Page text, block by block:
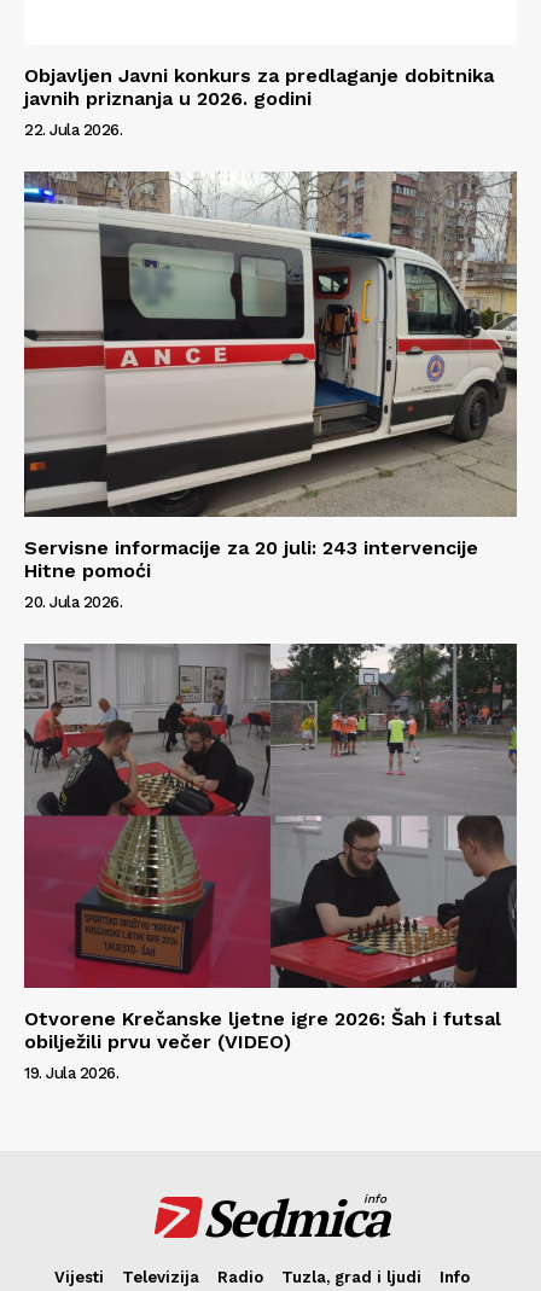
Objavljen Javni konkurs za predlaganje dobitnika
javnih priznanja u 2026. godini
22. Jula 2026.
Servisne informacije za 20 juli: 243 intervencije
Hitne pomoći
20. Jula 2026.
Otvorene Krečanske ljetne igre 2026: Šah i futsal
obilježili prvu večer (VIDEO)
19. Jula 2026.
Sedmica
info
Vijesti Televizija Radio Tuzla, grad i ljudi
Info